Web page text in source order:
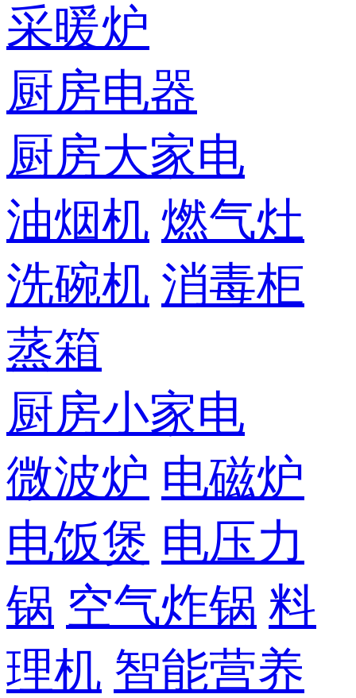
采暖炉
厨房电器
厨房大家电
油烟机 燃气灶
洗碗机 消毒柜
蒸箱
厨房小家电
微波炉 电磁炉
电饭煲 电压力
锅 空气炸锅 料
理机 智能营养